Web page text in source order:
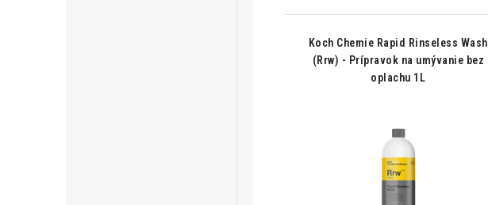
Koch Chemie Rapid Rinseless Wash
(Rrw) - Prípravok na umývanie bez
oplachu 1L